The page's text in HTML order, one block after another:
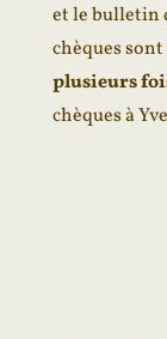
et le bulletin
chèques
plusieurs
chèques à